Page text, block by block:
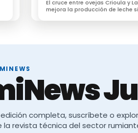
El cruce entre ovejas Crioula y
mejora la producción de leche
completa, suscríbete o
la revista técnica del sector